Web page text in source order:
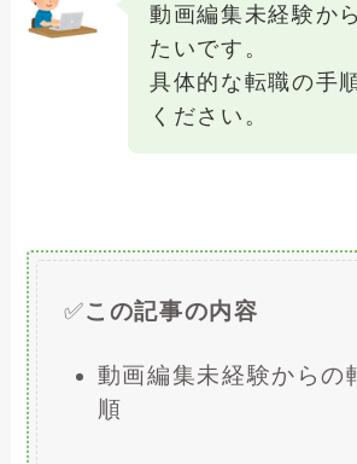
動画編集未経験か
たいです。
具体的な転職の手
ください。
✅この記事の内容
動画編集未経験からの
順